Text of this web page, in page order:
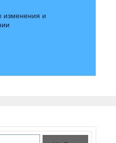
изменения и